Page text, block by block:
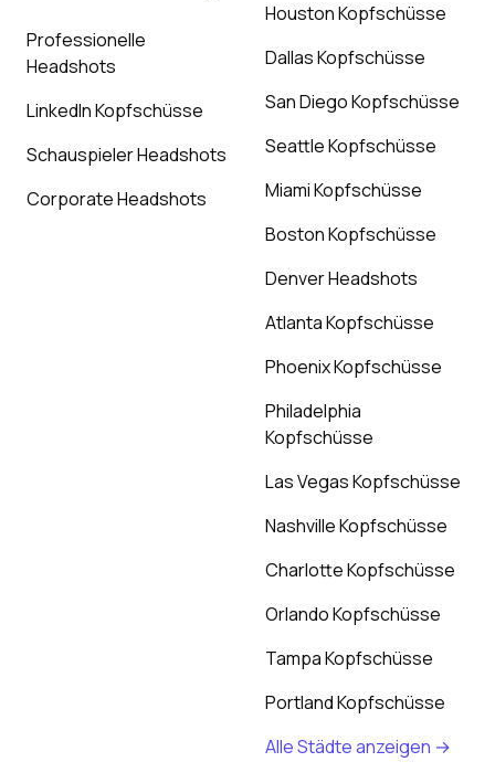
Professionelle
Headshots
LinkedIn Kopfschüsse
Schauspieler Headshots
Corporate Headshots
Houston Kopfschüsse
Dallas Kopfschüsse
San Diego Kopfschüsse
Seattle Kopfschüsse
Miami Kopfschüsse
Boston Kopfschüsse
Denver Headshots
Atlanta Kopfschüsse
Phoenix Kopfschüsse
Philadelphia
Kopfschüsse
Las Vegas Kopfschüsse
Nashville Kopfschüsse
Charlotte Kopfschüsse
Orlando Kopfschüsse
Tampa Kopfschüsse
Portland Kopfschüsse
Alle Städte anzeigen →